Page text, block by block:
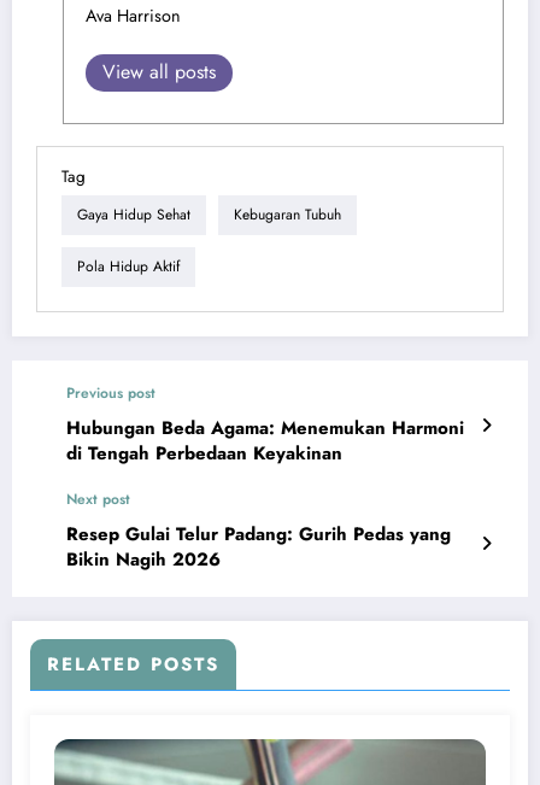
Ava Harrison
View all posts
Tag
Gaya Hidup Sehat Kebugaran Tubuh
Pola Hidup Aktif
Previous post
Hubungan Beda Agama: Menemukan Harmoni
di Tengah Perbedaan Keyakinan
Next post
Resep Gulai Telur Padang: Gurih Pedas yang
Bikin Nagih 2026
RELATED POSTS